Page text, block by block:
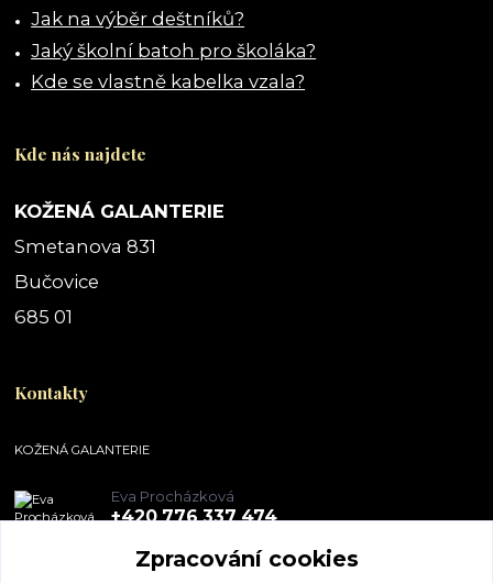
Jak na výběr deštníků?
Jaký školní batoh pro školáka?
Kde se vlastně kabelka vzala?
Kde nás najdete
KOŽENÁ GALANTERIE
Smetanova 831
Bučovice
685 01
Kontakty
KOŽENÁ GALANTERIE
Eva Procházková
+420 776 337 474
obchod@pegal.cz
Zpracování cookies